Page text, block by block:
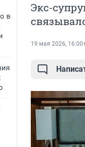
в
Экс-
19 мая 2026, 16:00